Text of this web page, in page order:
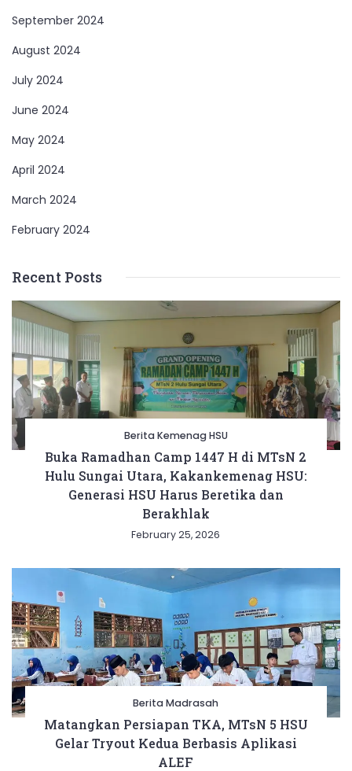
September 2024
August 2024
July 2024
June 2024
May 2024
April 2024
March 2024
February 2024
Recent Posts
Berita Kemenag HSU
Buka Ramadhan Camp 1447 H di MTsN 2
Hulu Sungai Utara, Kakankemenag HSU:
Generasi HSU Harus Beretika dan
Berakhlak
February 25, 2026
Berita Madrasah
Matangkan Persiapan TKA, MTsN 5 HSU
Gelar Tryout Kedua Berbasis Aplikasi
ALEF